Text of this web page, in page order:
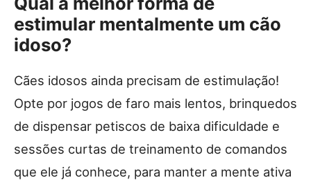
estimular mentalmente um cão
idoso?
Cães idosos ainda precisam de estimulação!
Opte por jogos de faro mais lentos, brinquedos
de dispensar petiscos de baixa dificuldade e
sessões curtas de treinamento de comandos
que ele já conhece, para manter a mente ativa